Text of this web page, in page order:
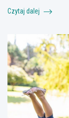
Czytaj dalej